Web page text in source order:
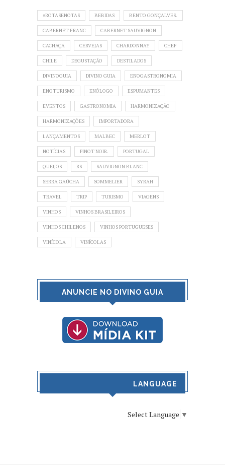
#ROTASENOTAS BEBIDAS BENTO GONÇALVES.
CABERNET FRANC CABERNET SAUVIGNON
CACHAÇA CERVEJAS CHARDONNAY CHEF
CHILE DEGUSTAÇÃO DESTILADOS
DIVINOGUIA DIVINO GUIA ENOGASTRONOMIA
ENOTURISMO ENÓLOGO ESPUMANTES
EVENTOS GASTRONOMIA HARMONIZAÇÃO
HARMONIZAÇÕES IMPORTADORA
LANÇAMENTOS MALBEC MERLOT
NOTÍCIAS PINOT NOIR. PORTUGAL
QUEIJOS RS SAUVIGNON BLANC
SERRA GAÚCHA SOMMELIER SYRAH
TRAVEL TRIP TURISMO VIAGENS
VINHOS VINHOS BRASILEIROS
VINHOS CHILENOS VINHOS PORTUGUESES
VINÍCOLA VINÍCOLAS
ANUNCIE NO DIVINO GUIA
LANGUAGE
Select Language ▼